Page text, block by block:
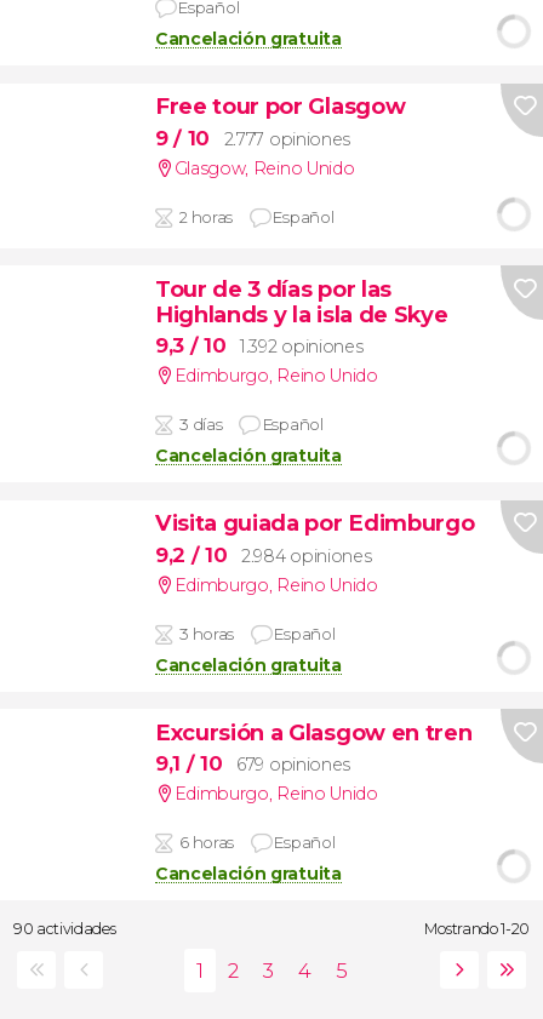
Español
Cancelación gratuita
Free tour por Glasgow
9/ 10
2.777 opiniones
Glasgow, Reino Unido
2 horas Español
Tour de 3 días por las
Highlands y la isla de Skye
9,3 / 10
1.392 opiniones
Edimburgo, Reino Unido
3 días Español
Cancelación gratuita
Visita guiada por Edimburgo
9,2 / 10
2.984 opiniones
Edimburgo, Reino Unido
3 horas Español
Cancelación gratuita
Excursión a Glasgow en tren
9,1 / 10
679 opiniones
Edimburgo, Reino Unido
6 horas Español
Cancelación gratuita
90 actividades Mostrando 1-20